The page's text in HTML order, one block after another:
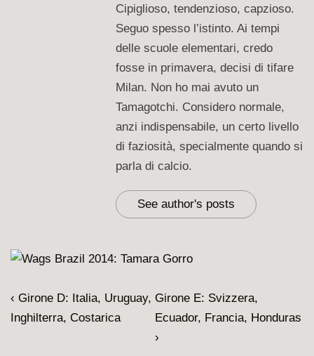
Cipiglioso, tendenzioso, capzioso.
Seguo spesso l’istinto. Ai tempi
delle scuole elementari, credo
fosse in primavera, decisi di tifare
Milan. Non ho mai avuto un
Tamagotchi. Considero normale,
anzi indispensabile, un certo livello
di faziosità, specialmente quando si
parla di calcio.
See author's posts
Navigazione
articoli
L'articolo
precedente
‹ Girone D: Italia, Uruguay,
Inghilterra, Costarica
Il
prossimo
articolo
Girone E: Svizzera,
Ecuador, Francia, Honduras
›